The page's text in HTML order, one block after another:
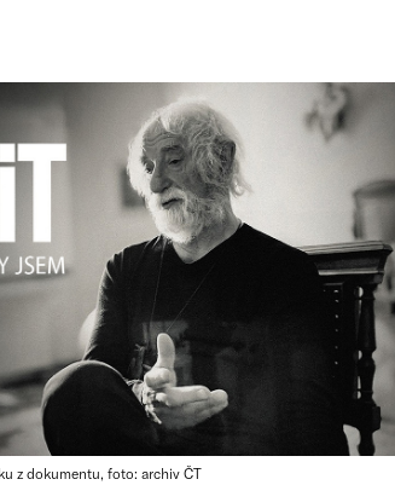
z dokumentu, foto: archiv ČT